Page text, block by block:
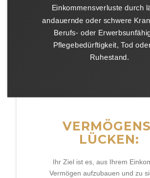
Einkommensverluste durch
andauernde oder schwere
Berufs- oder
Pflegebedürftigkeit, Tod
Ruhestand.
LÜCKEN:
Ihr Ziel ist es, aus Ihrem
Vermögen aufzubauen und zu